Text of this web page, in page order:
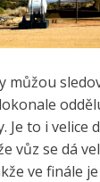
můžou
Je to i velice
vůz se dá
ve finále